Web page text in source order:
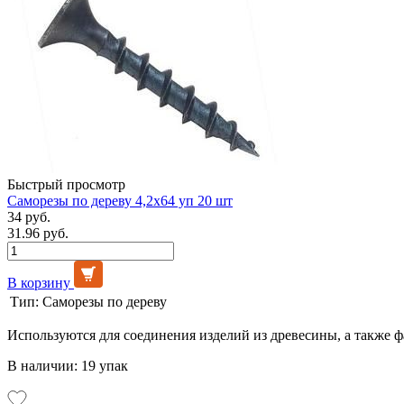
Быстрый просмотр
Саморезы по дереву 4,2х64 уп 20 шт
34 руб.
31.96 руб.
В корзину
Тип: Саморезы по дереву
Используются для соединения изделий из древесины, а также
В наличии: 19 упак